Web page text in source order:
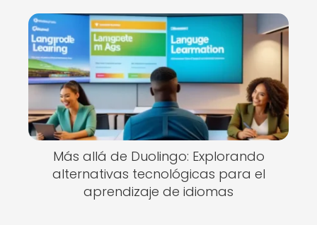
Más allá de Duolingo: Explorando
alternativas tecnológicas para el
aprendizaje de idiomas